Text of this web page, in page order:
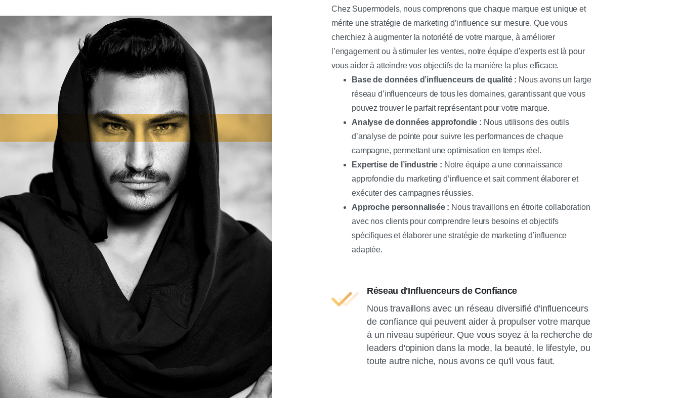
Chez Supermodels, nous comprenons que chaque marque est unique et
mérite une stratégie de marketing d’influence sur mesure. Que vous
cherchiez à augmenter la notoriété de votre marque, à améliorer
l’engagement ou à stimuler les ventes, notre équipe d’experts est là pour
vous aider à atteindre vos objectifs de la manière la plus efficace.
Base de données d’influenceurs de qualité : Nous avons un large
réseau d’influenceurs de tous les domaines, garantissant que vous
pouvez trouver le parfait représentant pour votre marque.
Analyse de données approfondie : Nous utilisons des outils
d’analyse de pointe pour suivre les performances de chaque
campagne, permettant une optimisation en temps réel.
Expertise de l’industrie : Notre équipe a une connaissance
approfondie du marketing d’influence et sait comment élaborer et
exécuter des campagnes réussies.
Approche personnalisée : Nous travaillons en étroite collaboration
avec nos clients pour comprendre leurs besoins et objectifs
spécifiques et élaborer une stratégie de marketing d’influence
adaptée.
Réseau d'Influenceurs de Confiance
Nous travaillons avec un réseau diversifié d'influenceurs
de confiance qui peuvent aider à propulser votre marque
à un niveau supérieur. Que vous soyez à la recherche de
leaders d'opinion dans la mode, la beauté, le lifestyle, ou
toute autre niche, nous avons ce qu'il vous faut.